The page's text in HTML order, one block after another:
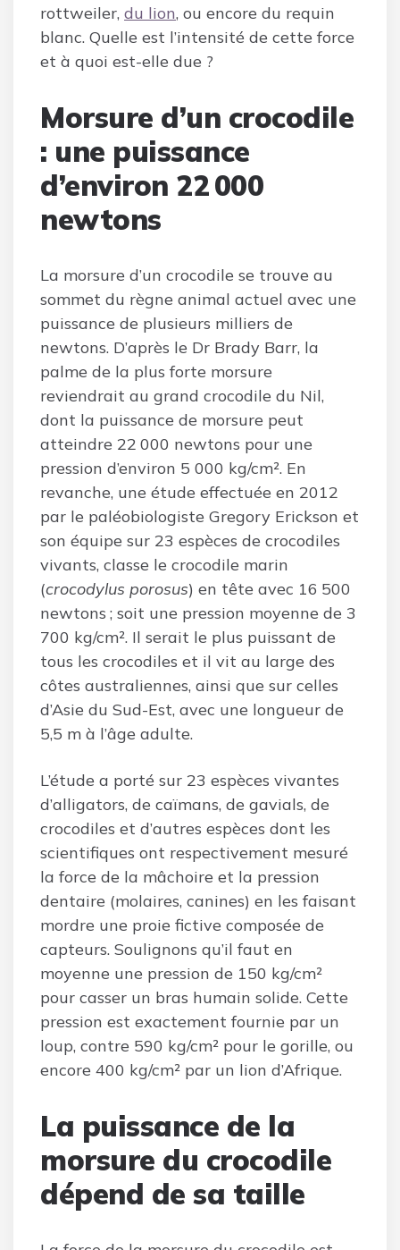
rottweiler, du lion, ou encore du requin
blanc. Quelle est l’intensité de cette force
et à quoi est-elle due ?
Morsure d’un crocodile
: une puissance
d’environ 22 000
newtons
La morsure d’un crocodile se trouve au
sommet du règne animal actuel avec une
puissance de plusieurs milliers de
newtons. D’après le Dr Brady Barr, la
palme de la plus forte morsure
reviendrait au grand crocodile du Nil,
dont la puissance de morsure peut
atteindre 22 000 newtons pour une
pression d’environ 5 000 kg/cm². En
revanche, une étude effectuée en 2012
par le paléobiologiste Gregory Erickson et
son équipe sur 23 espèces de crocodiles
vivants, classe le crocodile marin
(crocodylus porosus) en tête avec 16 500
newtons ; soit une pression moyenne de 3
700 kg/cm². Il serait le plus puissant de
tous les crocodiles et il vit au large des
côtes australiennes, ainsi que sur celles
d’Asie du Sud-Est, avec une longueur de
5,5 m à l’âge adulte.
L’étude a porté sur 23 espèces vivantes
d’alligators, de caïmans, de gavials, de
crocodiles et d’autres espèces dont les
scientifiques ont respectivement mesuré
la force de la mâchoire et la pression
dentaire (molaires, canines) en les faisant
mordre une proie fictive composée de
capteurs. Soulignons qu’il faut en
moyenne une pression de 150 kg/cm²
pour casser un bras humain solide. Cette
pression est exactement fournie par un
loup, contre 590 kg/cm² pour le gorille, ou
encore 400 kg/cm² par un lion d’Afrique.
La puissance de la
morsure du crocodile
dépend de sa taille